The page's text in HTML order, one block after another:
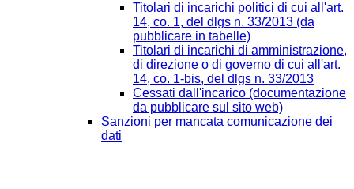
Titolari di incarichi politici di cui all'art.
14, co. 1, del dlgs n. 33/2013 (da
pubblicare in tabelle)
Titolari di incarichi di amministrazione,
di direzione o di governo di cui all'art.
14, co. 1-bis, del dlgs n. 33/2013
Cessati dall'incarico (documentazione
da pubblicare sul sito web)
Sanzioni per mancata comunicazione dei
dati